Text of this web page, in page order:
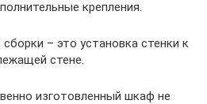
крепления.
– это установка стенки к
стене.
изготовленный шкаф не